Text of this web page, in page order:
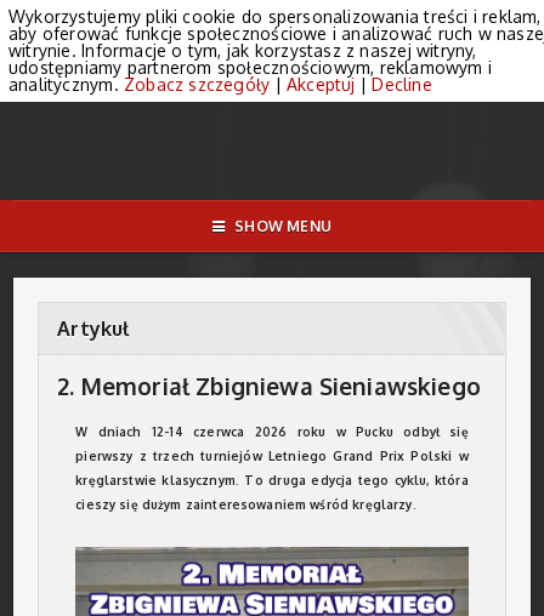
SHOW MENU
Artykuł
2. Memoriał Zbigniewa Sieniawskiego
W dniach 12-14 czerwca 2026 roku w Pucku odbył się
pierwszy z trzech turniejów Letniego Grand Prix Polski w
kręglarstwie klasycznym. To druga edycja tego cyklu, która
cieszy się dużym zainteresowaniem wśród kręglarzy.
Wykorzystujemy pliki cookie do spersonalizowania treści i reklam,
aby oferować funkcje społecznościowe i analizować ruch w
witrynie. Informacje o tym, jak korzystasz z naszej witryny,
udostępniamy partnerom społecznościowym, reklamowym i
analitycznym. Zobacz szczegóły | Akceptuj |Decline